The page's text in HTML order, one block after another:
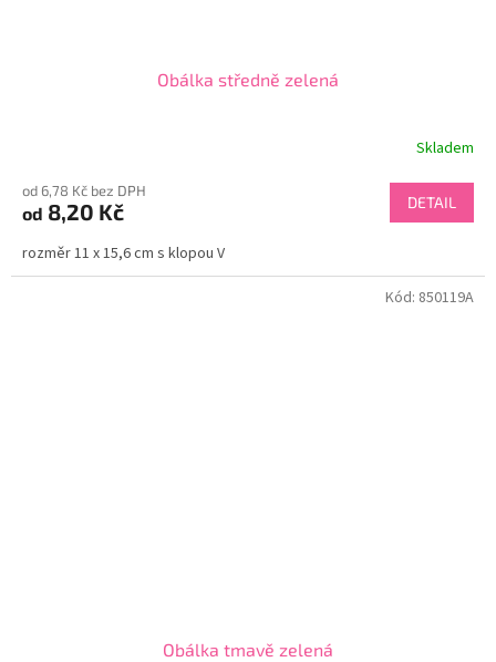
Obálka středně zelená
Skladem
od 6,78 Kč bez DPH
od 8,20 Kč DETAIL
rozměr 11 x 15,6 cm s klopou V
Obálka tmavě zelená
Kód: 850119A